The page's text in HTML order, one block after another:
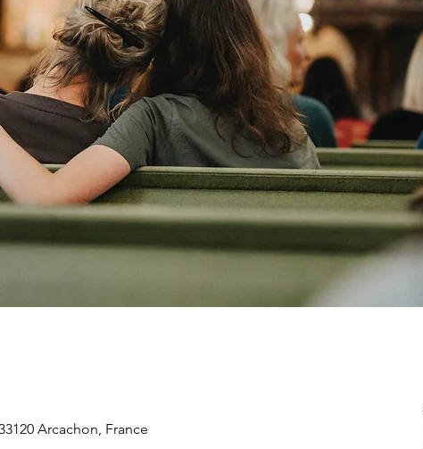
Arcachon, France